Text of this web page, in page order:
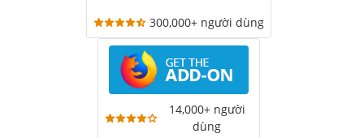
300,000+ người dùng
14,000+ người
dùng